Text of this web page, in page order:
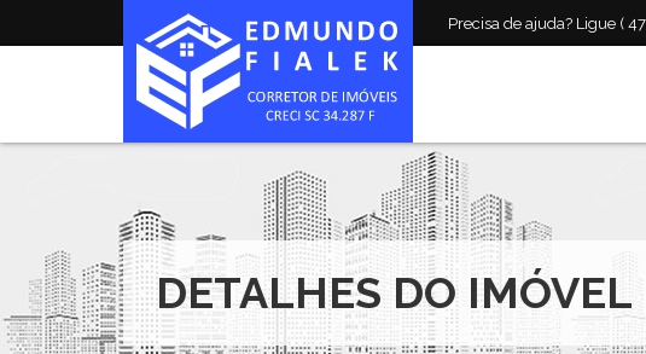
Precisa de ajuda? Ligue (
DETALHES DO IMÓVEL